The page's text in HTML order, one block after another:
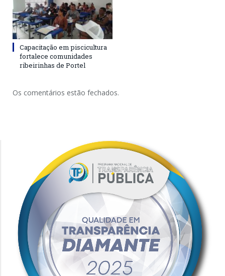
Capacitação em piscicultura
fortalece comunidades
ribeirinhas de Portel
Os comentários estão fechados.